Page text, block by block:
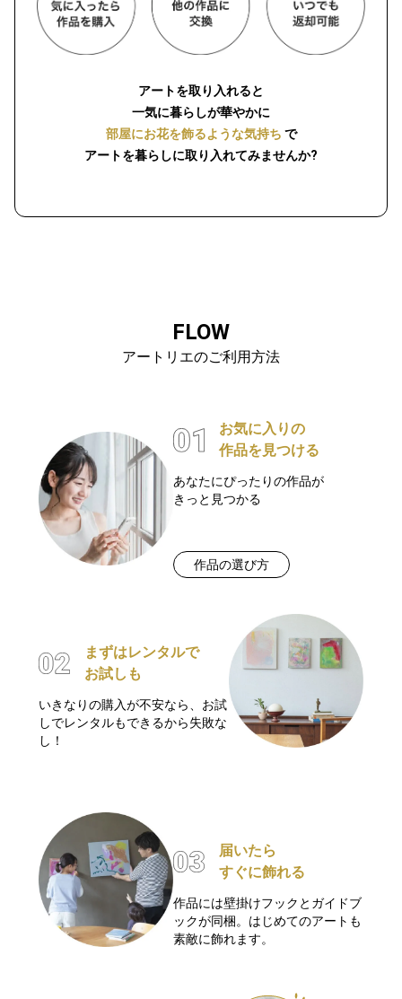
アートを取り入れると
一気に暮らしが華やかに
部屋にお花を飾るような気持ち で
アートを暮らしに取り入れてみませんか?
FLOW
アートリエのご利用方法
お気に入りの
作品を見つける
あなたにぴったりの作品が
きっと見つかる
作品の選び方
まずはレンタルで
お試しも
いきなりの購入が不安なら、お試
しでレンタルもできるから失敗な
し！
届いたら
すぐに飾れる
作品には壁掛けフックとガイドブ
ックが同梱。はじめてのアートも
素敵に飾れます。